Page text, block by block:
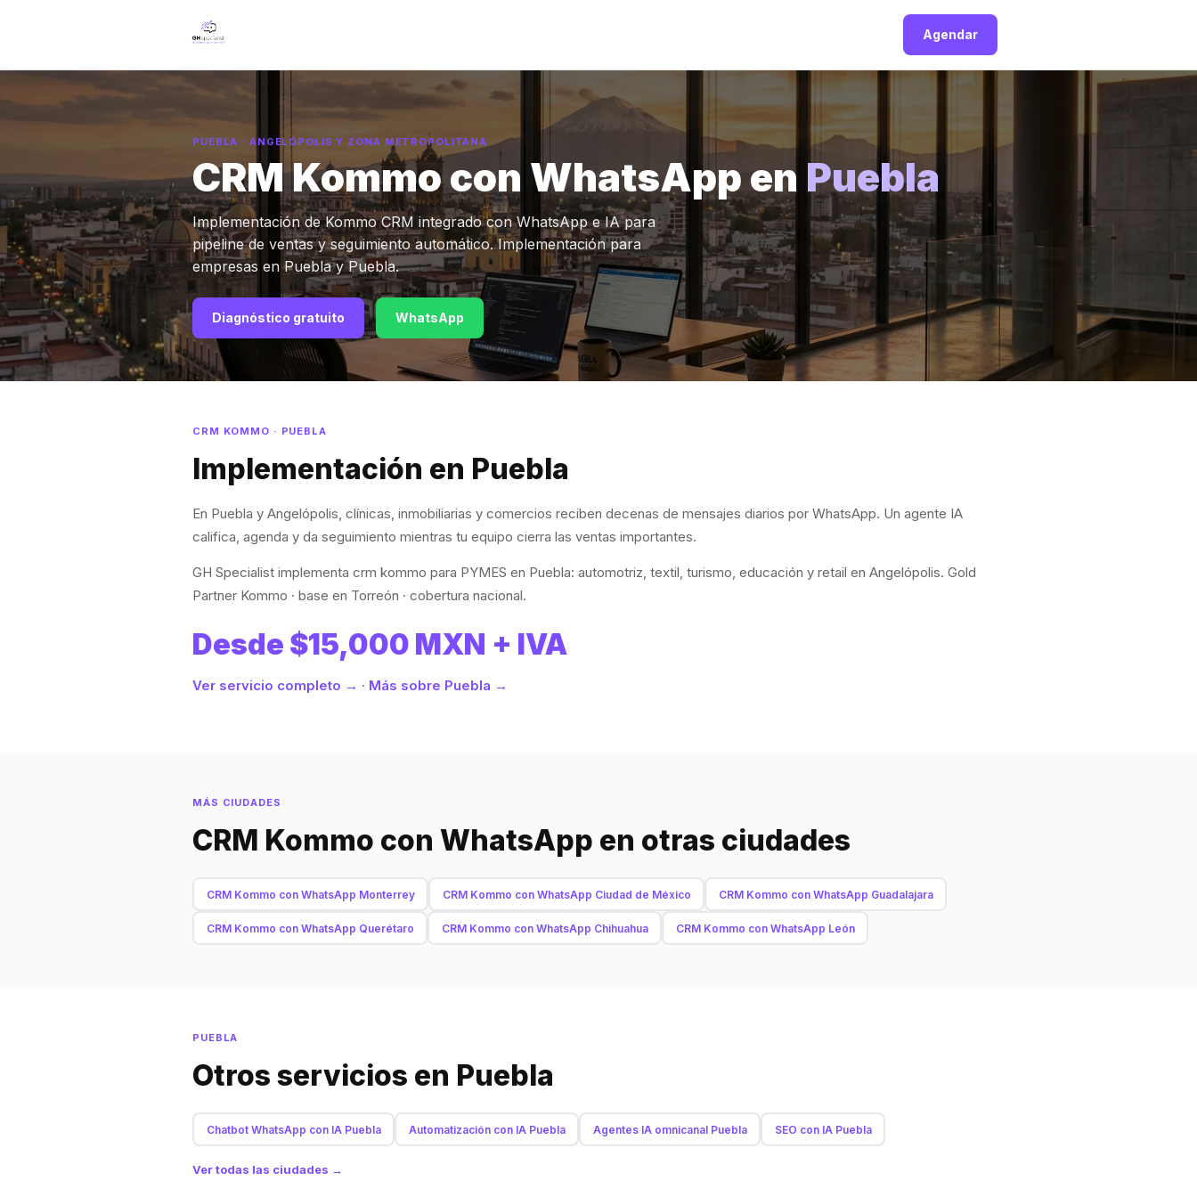
Agendar
PUEBLA · ANGELÓPOLIS Y ZONA METROPOLITANA
CRM Kommo con WhatsApp en Puebla
Implementación de Kommo CRM integrado con WhatsApp e IA para
pipeline de ventas y seguimiento automático. Implementación para
empresas en Puebla y Puebla.
Diagnóstico gratuito WhatsApp
CRM KOMMO · PUEBLA
Implementación en Puebla
En Puebla y Angelópolis, clínicas, inmobiliarias y comercios reciben decenas de mensajes diarios por WhatsApp. Un agente IA
califica, agenda y da seguimiento mientras tu equipo cierra las ventas importantes.
GH Specialist implementa crm kommo para PYMES en Puebla: automotriz, textil, turismo, educación y retail en Angelópolis. Gold
Partner Kommo · base en Torreón · cobertura nacional.
Desde $15,000 MXN + IVA
Ver servicio completo → · Más sobre Puebla →
MÁS CIUDADES
CRM Kommo con WhatsApp en otras ciudades
CRM Kommo con WhatsApp Monterrey CRM Kommo con WhatsApp Ciudad de México CRM Kommo con WhatsApp Guadalajara
CRM Kommo con WhatsApp Querétaro CRM Kommo con WhatsApp Chihuahua CRM Kommo con WhatsApp León
PUEBLA
Otros servicios en Puebla
Chatbot WhatsApp con IA Puebla Automatización con IA Puebla Agentes IA omnicanal Puebla SEO con IA Puebla
Ver todas las ciudades →